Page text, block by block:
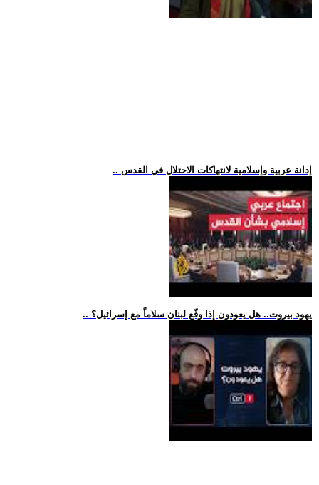
.. إدانة عربية وإسلامية لانتهاكات الاحتلال في القدس
.. يهود بيروت.. هل يعودون إذا وقّع لبنان سلاماً مع إسرائيل؟